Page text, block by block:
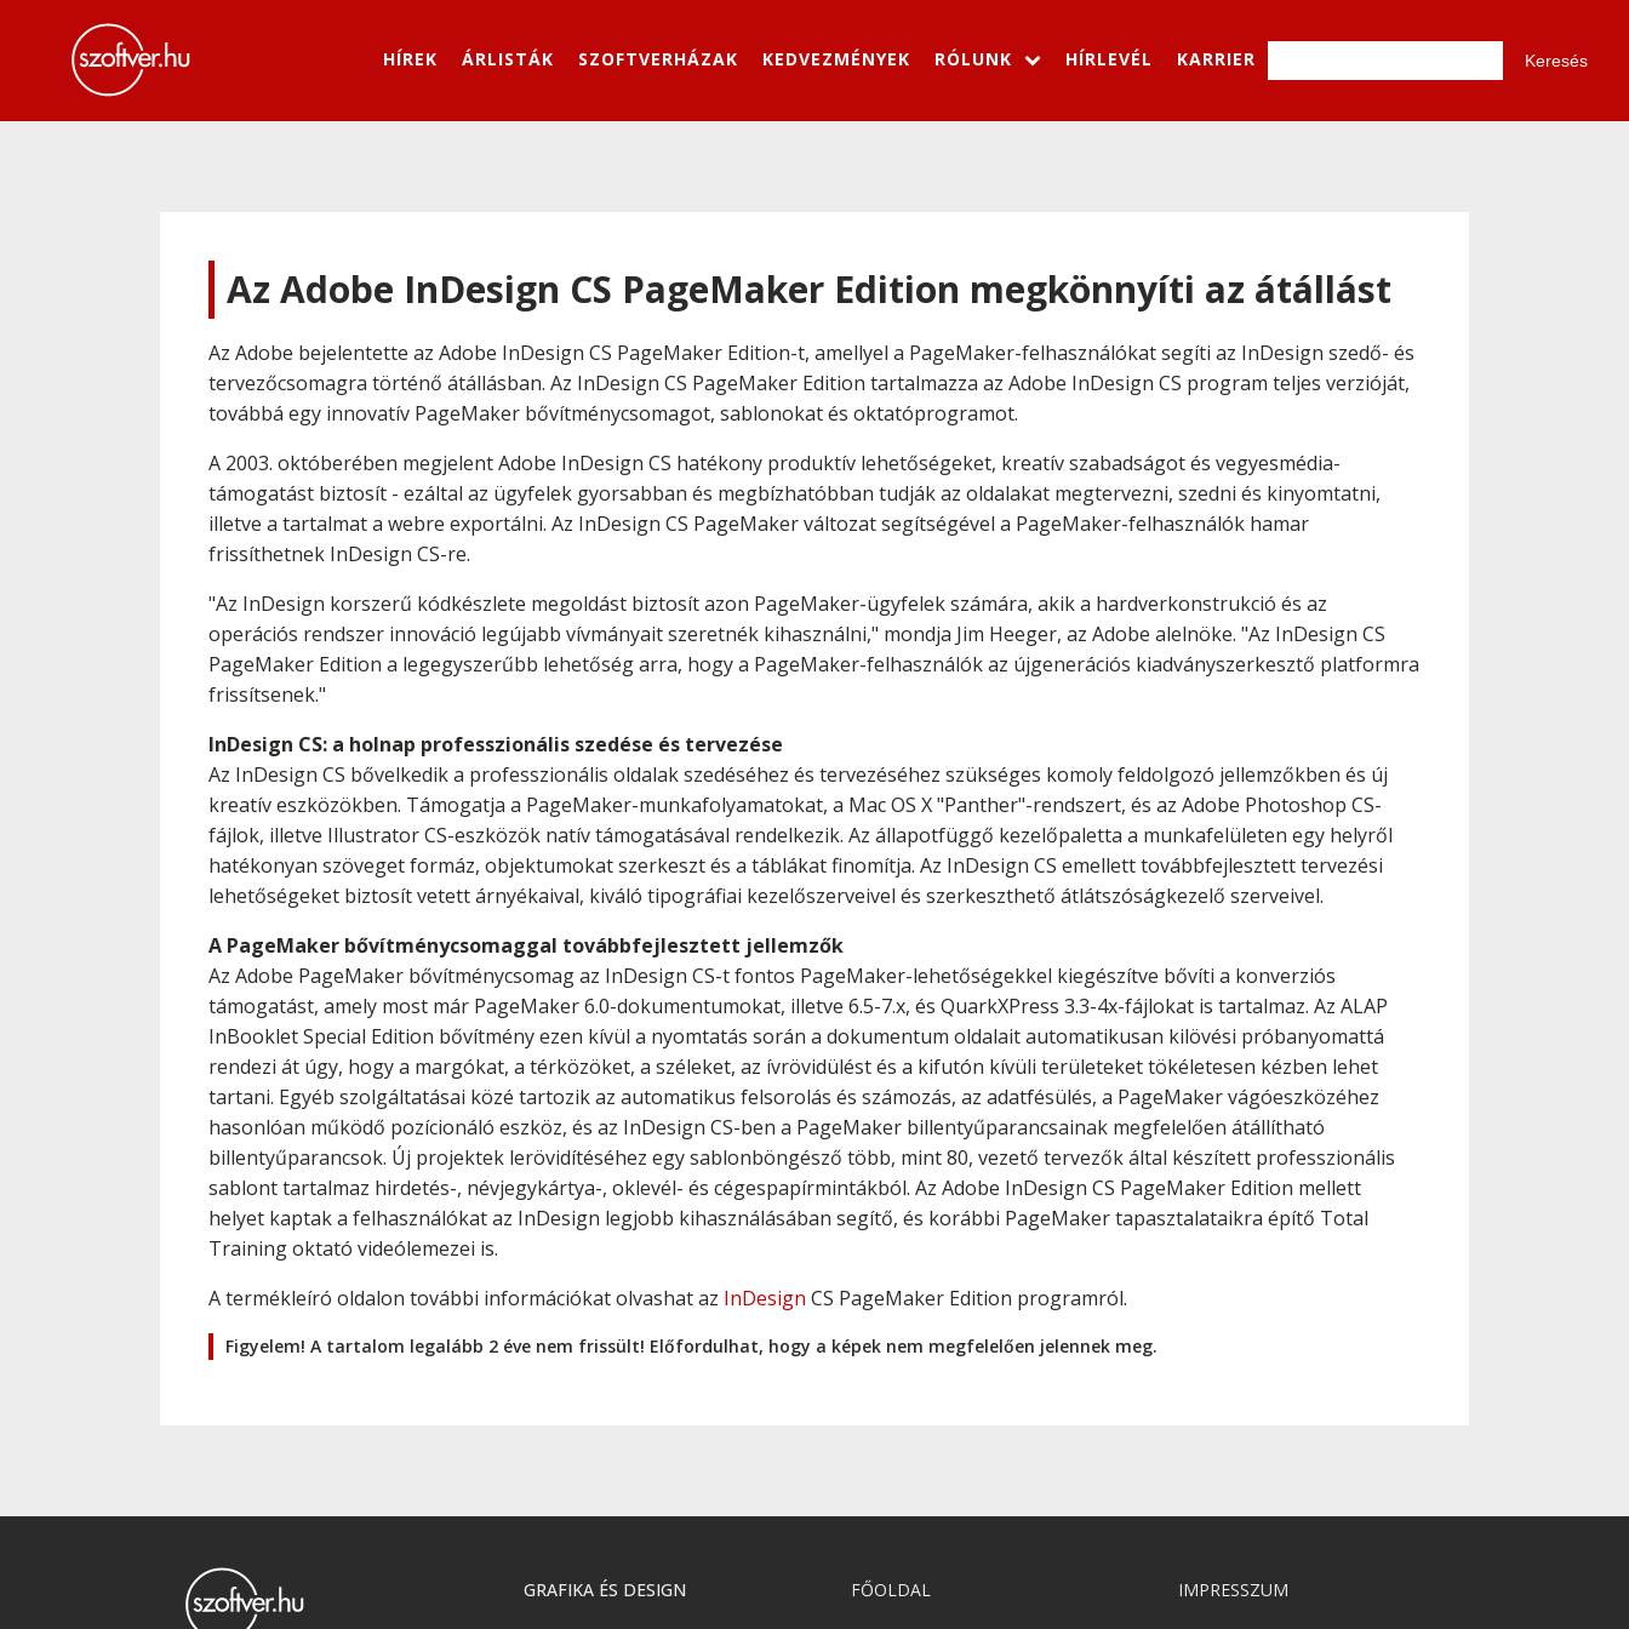
HÍREK ÁRLISTÁK SZOFTVERHÁZAK KEDVEZMÉNYEK RÓLUNK HÍRLEVÉL KARRIER
Az Adobe InDesign CS PageMaker Edition megkönnyíti az átállást
Az Adobe bejelentette az Adobe InDesign CS PageMaker Edition-t, amellyel a PageMaker-felhasználókat segíti az InDesign szedő- és
tervezőcsomagra történő átállásban. Az InDesign CS PageMaker Edition tartalmazza az Adobe InDesign CS program teljes verzióját,
továbbá egy innovatív PageMaker bővítménycsomagot, sablonokat és oktatóprogramot.
A 2003. októberében megjelent Adobe InDesign CS hatékony produktív lehetőségeket, kreatív szabadságot és vegyesmédia-
támogatást biztosít - ezáltal az ügyfelek gyorsabban és megbízhatóbban tudják az oldalakat megtervezni, szedni és kinyomtatni,
illetve a tartalmat a webre exportálni. Az InDesign CS PageMaker változat segítségével a PageMaker-felhasználók hamar
frissíthetnek InDesign CS-re.
"Az InDesign korszerű kódkészlete megoldást biztosít azon PageMaker-ügyfelek számára, akik a hardverkonstrukció és az
operációs rendszer innováció legújabb vívmányait szeretnék kihasználni," mondja Jim Heeger, az Adobe alelnöke. "Az InDesign CS
PageMaker Edition a legegyszerűbb lehetőség arra, hogy a PageMaker-felhasználók az újgenerációs kiadványszerkesztő platformra
frissítsenek."
InDesign CS: a holnap professzionális szedése és tervezése
Az InDesign CS bővelkedik a professzionális oldalak szedéséhez és tervezéséhez szükséges komoly feldolgozó jellemzőkben és új
kreatív eszközökben. Támogatja a PageMaker-munkafolyamatokat, a Mac OS X "Panther"-rendszert, és az Adobe Photoshop CS-
fájlok, illetve Illustrator CS-eszközök natív támogatásával rendelkezik. Az állapotfüggő kezelőpaletta a munkafelületen egy helyről
hatékonyan szöveget formáz, objektumokat szerkeszt és a táblákat finomítja. Az InDesign CS emellett továbbfejlesztett tervezési
lehetőségeket biztosít vetett árnyékaival, kiváló tipográfiai kezelőszerveivel és szerkeszthető átlátszóságkezelő szerveivel.
A PageMaker bővítménycsomaggal továbbfejlesztett jellemzők
Az Adobe PageMaker bővítménycsomag az InDesign CS-t fontos PageMaker-lehetőségekkel kiegészítve bővíti a konverziós
támogatást, amely most már PageMaker 6.0-dokumentumokat, illetve 6.5-7.x, és QuarkXPress 3.3-4x-fájlokat is tartalmaz. Az ALAP
InBooklet Special Edition bővítmény ezen kívül a nyomtatás során a dokumentum oldalait automatikusan kilövési próbanyomattá
rendezi át úgy, hogy a margókat, a térközöket, a széleket, az ívrövidülést és a kifutón kívüli területeket tökéletesen kézben lehet
tartani. Egyéb szolgáltatásai közé tartozik az automatikus felsorolás és számozás, az adatfésülés, a PageMaker vágóeszközéhez
hasonlóan működő pozícionáló eszköz, és az InDesign CS-ben a PageMaker billentyűparancsainak megfelelően átállítható
billentyűparancsok. Új projektek lerövidítéséhez egy sablonböngésző több, mint 80, vezető tervezők által készített professzionális
sablont tartalmaz hirdetés-, névjegykártya-, oklevél- és cégespapírmintákból. Az Adobe InDesign CS PageMaker Edition mellett
helyet kaptak a felhasználókat az InDesign legjobb kihasználásában segítő, és korábbi PageMaker tapasztalataikra építő Total
Training oktató videólemezei is.
A termékleíró oldalon további információkat olvashat az InDesign CS PageMaker Edition programról.
Figyelem! A tartalom legalább 2 éve nem frissült! Előfordulhat, hogy a képek nem megfelelően jelennek meg.
GRAFIKA ÉS DESIGN FŐOLDAL IMPRESSZUM